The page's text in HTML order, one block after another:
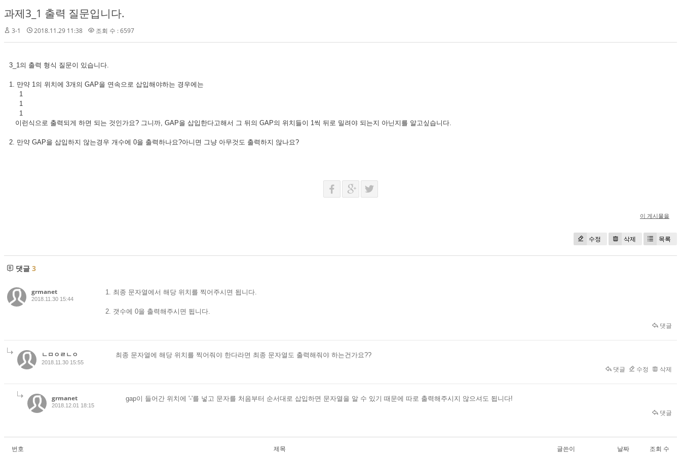
과제3_1 출력 질문입니다.
3-1 2018.11.29 11:38 조회 수 : 6597
3_1의 출력 형식 질문이 있습니다.
1. 먄약 1의 위치에 3개의 GAP을 연속으로 삽입해야하는 경우에는
1
1
1
이런식으로 출력되게 하면 되는 것인가요? 그니까, GAP을 삽입한다고해서 그 뒤의 GAP의 위치들이 1씩 뒤로 밀려야 되는지 아닌지를 알고싶습니다.
2. 만약 GAP을 삽입하지 않는경우 개수에 0을 출력하나요?아니면 그냥 아무것도 출력하지 않나요?
이 게시물을
수정 삭제 목록
댓글 3
grmanet
2018.11.30 15:44
1. 최종 문자열에서 해당 위치를 찍어주시면 됩니다.
2. 갯수에 0을 출력해주시면 됩니다.
댓글
ㄴㅁㅇㄹㄴㅇ
2018.11.30 15:55
최종 문자열에 해당 위치를 찍어줘야 한다라면 최종 문자열도 출력해줘야 하는건가요??
댓글 수정 삭제
grmanet
2018.12.01 18:15
gap이 들어간 위치에 '-'를 넣고 문자를 처음부터 순서대로 삽입하면 문자열을 알 수 있기 때문에 따로 출력해주시지 않으셔도 됩니다!
댓글
번호 제목 글쓴이 날짜 조회 수